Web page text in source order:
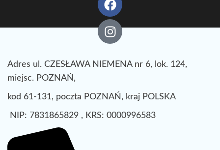
Adres ul. CZESŁAWA NIEMENA nr 6, lok. 124,
miejsc. POZNAŃ,
kod 61-131, poczta POZNAŃ, kraj POLSKA
NIP: 7831865829 , KRS: 0000996583